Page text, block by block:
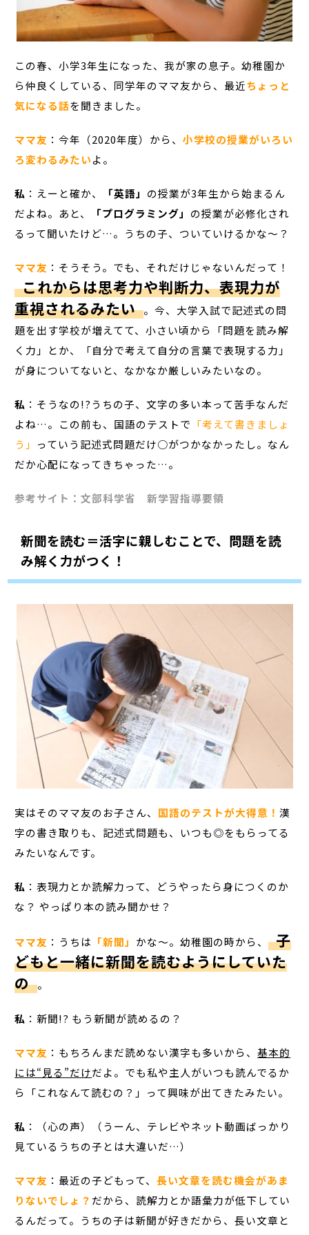
この春、小学3年生になった、我が家の息子。幼稚園か
ら仲良くしている、同学年のママ友から、最近ちょっと
気になる話を聞きました。
ママ友 ：今年（2020年度）から、小学校の授業がいろい
ろ変わるみたいよ。
私 ：えーと確か、 「英語」 の授業が3年生から始まるん
だよね。あと、
「プログラミング」 の授業が必修化され
るって聞いたけど…。うちの子、ついていけるかな～？
ママ友 ：そうそう。でも、それだけじゃないんだって！
これからは思考力や判断力、表現力が
重視されるみたい 。今、大学入試で記述式の問
題を出す学校が増えてて、小さい頃から「問題を読み解
く力」とか、「自分で考えて自分の言葉で表現する力」
が身についてないと、なかなか厳しいみたいなの。
私 ：そうなの!?うちの子、文字の多い本って苦手なんだ
よね…。この前も、国語のテストで 「考えて書きましょ
う」 っていう記述式問題だけ○がつかなかったし。なん
だか心配になってきちゃった…。
参考サイト：文部科学省 新学習指導要領
新聞を読む＝活字に親しむことで、問題を読
み解く力がつく！
実はそのママ友のお子さん、 国語のテストが大得意！漢
字の書き取りも、記述式問題も、いつも◎をもらってる
みたいなんです。
私 ：表現力とか読解力って、どうやったら身につくのか
な？ やっぱり本の読み聞かせ？
ママ友 ：うちは 「新聞」 かな～。幼稚園の時から、 子
どもと一緒に新聞を読むようにしていた
の 。
私 ：新聞!? もう新聞が読めるの？
ママ友 ：もちろんまだ読めない漢字も多いから、基本的
には“見る”だけだよ。でも私や主人がいつも読んでるか
ら「これなんて読むの？」って興味が出てきたみたい。
私 ：（心の声）（うーん、テレビやネット動画ばっかり
見ているうちの子とは大違いだ…）
ママ友 ：最近の子どもって、長い文章を読む機会があま
りないでしょ？ だから、読解力とか語彙力が低下してい
るんだって。うちの子は新聞が好きだから、長い文章と